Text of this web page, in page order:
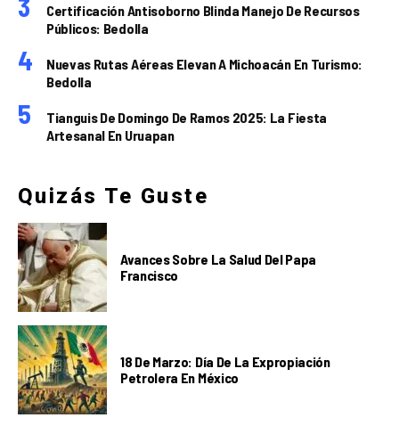
Certificación Antisoborno Blinda Manejo De Recursos
Públicos: Bedolla
Nuevas Rutas Aéreas Elevan A Michoacán En Turismo:
Bedolla
Tianguis De Domingo De Ramos 2025: La Fiesta
Artesanal En Uruapan
Quizás Te Guste
Avances Sobre La Salud Del Papa
Francisco
18 De Marzo: Día De La Expropiación
Petrolera En México